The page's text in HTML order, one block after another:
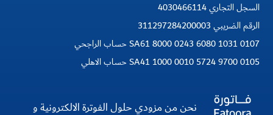
السجل التجاري 4030466114
الرقم الضريبي 311297284200003
SA61 8000 0243 6080 1031 0107 حساب الراجحي
SA41 1000 0010 5724 9700 0105 حساب الاهلي
نحن من مزودي حلول الفوترة الالكترونية و